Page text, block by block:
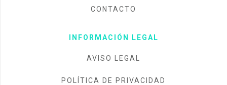
CONTACTO
INFORMACIÓN LEGAL
AVISO LEGAL
POLÍTICA DE PRIVACIDAD